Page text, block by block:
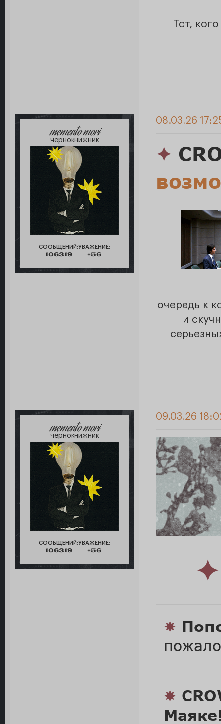
Тот,
memento mori
чернокнижник
СООБЩЕНИЙ:
106319
УВАЖЕНИЕ:
+56
08.03.26
✦
очередь к
и
memento mori
чернокнижник
СООБЩЕНИЙ:
106319
УВАЖЕНИЕ:
+56
09.03.26
✦
✸
✸